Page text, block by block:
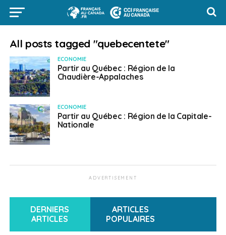
All posts tagged "quebecentete"
ECONOMIE
Partir au Québec : Région de la
Chaudière-Appalaches
ECONOMIE
Partir au Québec : Région de la Capitale-
Nationale
ADVERTISEMENT
DERNIERS
ARTICLES
ARTICLES
POPULAIRES